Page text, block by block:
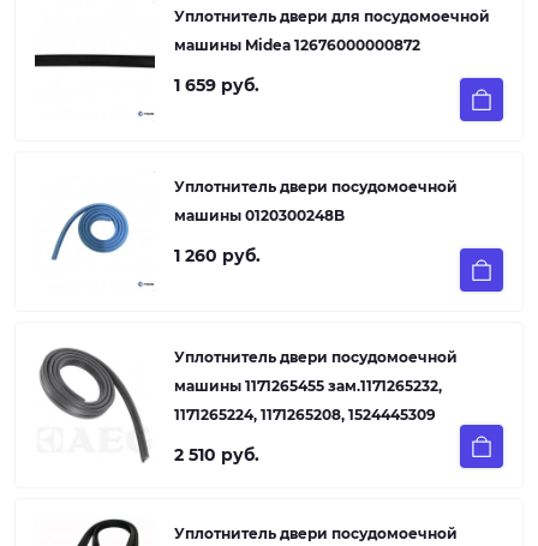
Уплотнитель двери для посудомоечной
машины Midea 12676000000872
1 659 руб.
Уплотнитель двери посудомоечной
машины 0120300248B
1 260 руб.
Уплотнитель двери посудомоечной
машины 1171265455 зам.1171265232,
1171265224, 1171265208, 1524445309
2 510 руб.
Уплотнитель двери посудомоечной